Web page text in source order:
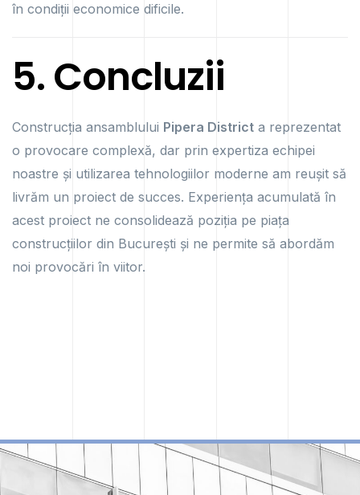
în condiții economice dificile.
5. Concluzii
Construcția ansamblului Pipera District a reprezentat
o provocare complexă, dar prin expertiza echipei
noastre și utilizarea tehnologiilor moderne am reușit să
livrăm un proiect de succes. Experiența acumulată în
acest proiect ne consolidează poziția pe piața
construcțiilor din București și ne permite să abordăm
noi provocări în viitor.